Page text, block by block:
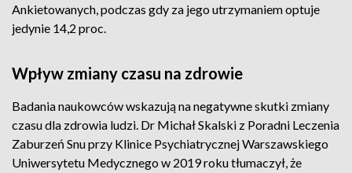
Ankietowanych, podczas gdy za jego utrzymaniem optuje
jedynie 14,2 proc.
Wpływ zmiany czasu na zdrowie
Badania naukowców wskazują na negatywne skutki zmiany
czasu dla zdrowia ludzi. Dr Michał Skalski z Poradni Leczenia
Zaburzeń Snu przy Klinice Psychiatrycznej Warszawskiego
Uniwersytetu Medycznego w 2019 roku tłumaczył, że